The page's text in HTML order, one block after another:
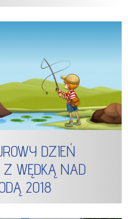
DZIEŃ
Z WĘDKĄ NAD
2018